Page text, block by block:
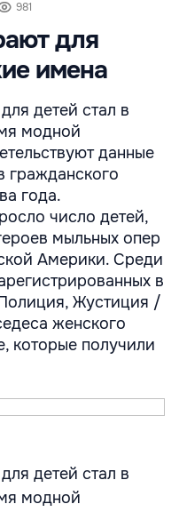
981
для
имена
детей стал в
модной
данные
гражданского
года.
число детей,
мыльных опер
Америки. Среди
в
Жустиция /
женского
которые получили
детей стал в
модной